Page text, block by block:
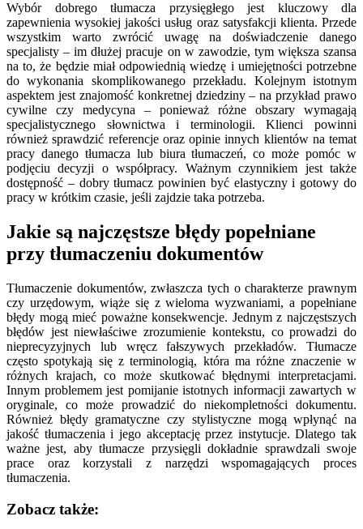
Wybór dobrego tłumacza przysięgłego jest kluczowy dla
zapewnienia wysokiej jakości usług oraz satysfakcji klienta. Przede
wszystkim warto zwrócić uwagę na doświadczenie danego
specjalisty – im dłużej pracuje on w zawodzie, tym większa szansa
na to, że będzie miał odpowiednią wiedzę i umiejętności potrzebne
do wykonania skomplikowanego przekładu. Kolejnym istotnym
aspektem jest znajomość konkretnej dziedziny – na przykład prawo
cywilne czy medycyna – ponieważ różne obszary wymagają
specjalistycznego słownictwa i terminologii. Klienci powinni
również sprawdzić referencje oraz opinie innych klientów na temat
pracy danego tłumacza lub biura tłumaczeń, co może pomóc w
podjęciu decyzji o współpracy. Ważnym czynnikiem jest także
dostępność – dobry tłumacz powinien być elastyczny i gotowy do
pracy w krótkim czasie, jeśli zajdzie taka potrzeba.
Jakie są najczęstsze błędy popełniane
przy tłumaczeniu dokumentów
Tłumaczenie dokumentów, zwłaszcza tych o charakterze prawnym
czy urzędowym, wiąże się z wieloma wyzwaniami, a popełniane
błędy mogą mieć poważne konsekwencje. Jednym z najczęstszych
błędów jest niewłaściwe zrozumienie kontekstu, co prowadzi do
nieprecyzyjnych lub wręcz fałszywych przekładów. Tłumacze
często spotykają się z terminologią, która ma różne znaczenie w
różnych krajach, co może skutkować błędnymi interpretacjami.
Innym problemem jest pomijanie istotnych informacji zawartych w
oryginale, co może prowadzić do niekompletności dokumentu.
Również błędy gramatyczne czy stylistyczne mogą wpłynąć na
jakość tłumaczenia i jego akceptację przez instytucje. Dlatego tak
ważne jest, aby tłumacze przysięgli dokładnie sprawdzali swoje
prace oraz korzystali z narzędzi wspomagających proces
tłumaczenia.
Zobacz także: